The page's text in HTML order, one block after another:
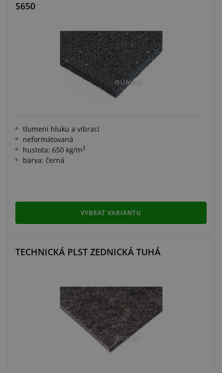
S650
tlumení hluku a vibrací
neformátovaná
hustota: 650 kg/m3
barva: černá
VYBRAT VARIANTU
TECHNICKÁ PLST ZEDNICKÁ TUHÁ